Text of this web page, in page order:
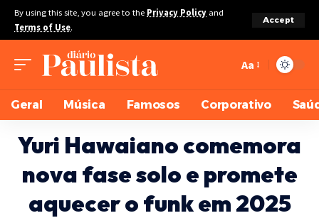
By using this site, you agree to the Privacy Policy and
Terms of Use.
Accept
Aa
Geral Música Famosos Corporativo
Yuri Hawaiano comemora
nova fase solo e promete
aquecer o funk em 2025